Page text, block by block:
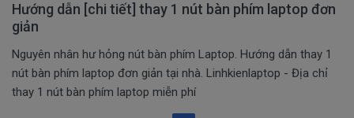
Hướng dẫn [chi tiết] thay 1 nút bàn phím laptop đơn
giản
Nguyên nhân hư hỏng nút bàn phím Laptop. Hướng dẫn thay 1
nút bàn phím laptop đơn giản tại nhà. Linhkienlaptop - Địa chỉ
thay 1 nút bàn phím laptop miễn phí